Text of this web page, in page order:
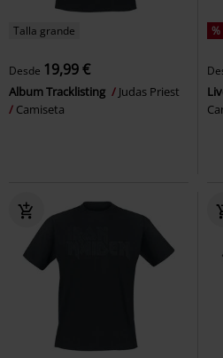
Talla grande
Desde 19,99 €
Album Tracklisting
Judas Priest
Camiseta
%